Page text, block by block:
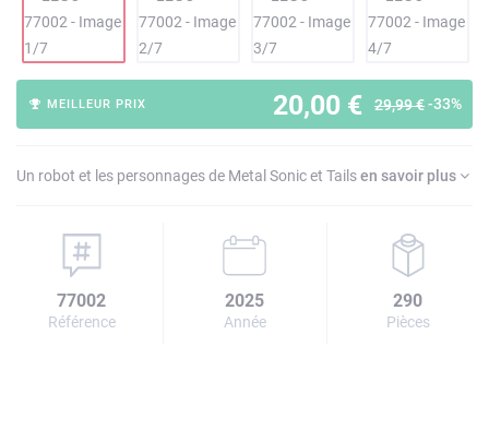
20,00 € 29,99 €-33%
MEILLEUR PRIX
Un robot et les personnages de Metal Sonic et Tailsen savoir plus
77002
Référence
2025
Année
290
Pièces